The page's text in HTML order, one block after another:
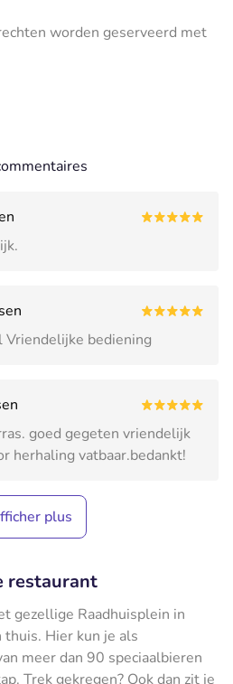
worden geserveerd met
Vriendelijke bediening
goed gegeten vriendelijk
herhaling vatbaar.bedankt!
plus
restaurant
gezellige Raadhuisplein in
Hier kun je als
meer dan 90 speciaalbieren
Trek gekregen? Ook dan zit je